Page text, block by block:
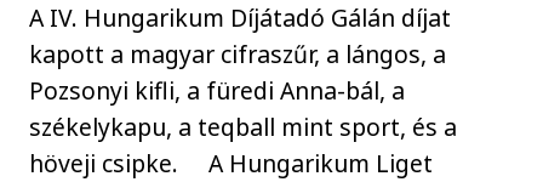
A IV. Hungarikum Díjátadó Gálán díjat
kapott a magyar cifraszűr, a lángos, a
Pozsonyi kifli, a füredi Anna-bál, a
székelykapu, a teqball mint sport, és a
höveji csipke. A Hungarikum Liget